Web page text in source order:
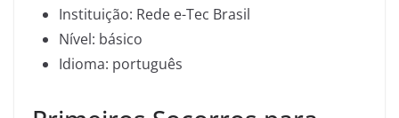
Instituição: Rede e-Tec Brasil
Nível: básico
Idioma: português